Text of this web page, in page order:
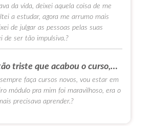
da vida, deixei aquela coisa de me
a estudar, agora me arrumo mais
de julgar as pessoas pelas suas
de ser tão impulsiva.?
triste que acabou o curso,…
faça cursos novos, vou estar em
módulo pra mim foi maravilhoso, era o
precisava aprender.?